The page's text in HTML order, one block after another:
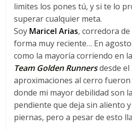
limites los pones tú, y si te lo
superar cualquier meta.
Soy Maricel Arias, corredora de
forma muy reciente… En
como la mayoría corriendo en
Team Golden Runnersdesde el
aproximaciones al cerro
donde mi mayor debilidad son
pendiente que deja sin aliento
piernas, pero a pesar de esto